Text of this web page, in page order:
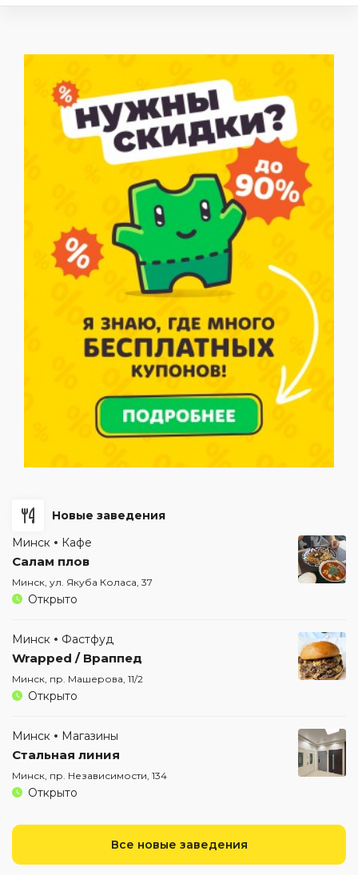
Новые заведения
Минск
Кафе
Салам плов
Минск, ул. Якуба Коласа, 37
Открыто
Минск Фастфуд
Wrapped / Враппед
Минск, пр. Машерова, 11/2
Открыто
Минск Магазины
Стальная линия
Минск, пр. Независимости, 134
Открыто
Все новые заведения